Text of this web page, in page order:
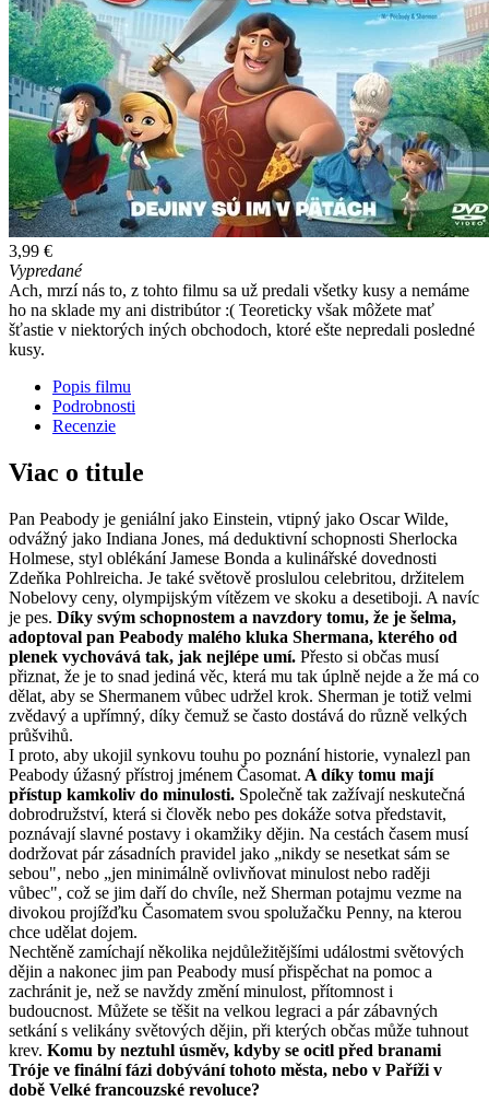
3,99 €
Vypredané
Ach, mrzí nás to, z tohto filmu sa už predali všetky kusy a nemáme
ho na sklade my ani distribútor :( Teoreticky však môžete mať
šťastie v niektorých iných obchodoch, ktoré ešte nepredali posledné
kusy.
Popis filmu
Podrobnosti
Recenzie
Viac o titule
Pan Peabody je geniální jako Einstein, vtipný jako Oscar Wilde,
odvážný jako Indiana Jones, má deduktivní schopnosti Sherlocka
Holmese, styl oblékání Jamese Bonda a kulinářské dovednosti
Zdeňka Pohlreicha. Je také světově proslulou celebritou, držitelem
Nobelovy ceny, olympijským vítězem ve skoku a desetiboji. A navíc
je pes. Díky svým schopnostem a navzdory tomu, že je šelma,
adoptoval pan Peabody malého kluka Shermana, kterého od
plenek vychovává tak, jak nejlépe umí. Přesto si občas musí
přiznat, že je to snad jediná věc, která mu tak úplně nejde a že má co
dělat, aby se Shermanem vůbec udržel krok. Sherman je totiž velmi
zvědavý a upřímný, díky čemuž se často dostává do různě velkých
průšvihů.
I proto, aby ukojil synkovu touhu po poznání historie, vynalezl pan
Peabody úžasný přístroj jménem Časomat. A díky tomu mají
přístup kamkoliv do minulosti. Společně tak zažívají neskutečná
dobrodružství, která si člověk nebo pes dokáže sotva představit,
poznávají slavné postavy i okamžiky dějin. Na cestách časem musí
dodržovat pár zásadních pravidel jako „nikdy se nesetkat sám se
sebou", nebo „jen minimálně ovlivňovat minulost nebo raději
vůbec", což se jim daří do chvíle, než Sherman potajmu vezme na
divokou projížďku Časomatem svou spolužačku Penny, na kterou
chce udělat dojem.
Nechtěně zamíchají několika nejdůležitějšími událostmi světových
dějin a nakonec jim pan Peabody musí přispěchat na pomoc a
zachránit je, než se navždy změní minulost, přítomnost i
budoucnost. Můžete se těšit na velkou legraci a pár zábavných
setkání s velikány světových dějin, při kterých občas může tuhnout
krev. Komu by neztuhl úsměv, kdyby se ocitl před branami
Tróje ve finální fázi dobývání tohoto města, nebo v Paříži v
době Velké francouzské revoluce?